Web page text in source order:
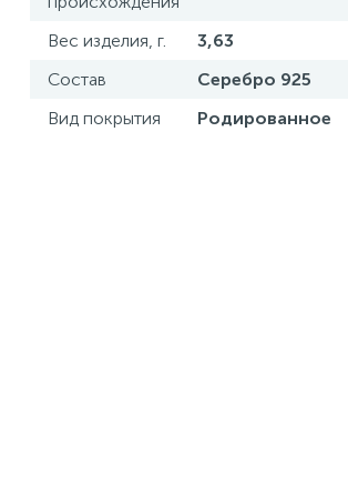
Вес изделия, г.
3,63
Состав
Серебро 925
Вид покрытия
Родированное